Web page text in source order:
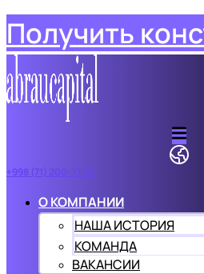
Получить
+998 (71) 200-77-57
О КОМПАНИИ
НАША ИСТОРИЯ
КОМАНДА
ВАКАНСИИ